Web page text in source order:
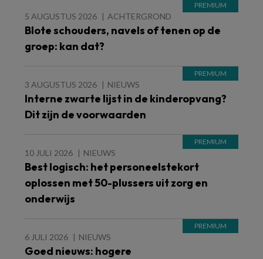
5 AUGUSTUS 2026 ACHTERGROND
Blote schouders, navels of tenen op de
groep: kan dat?
3 AUGUSTUS 2026 NIEUWS
Interne zwarte lijst in de kinderopvang?
Dit zijn de voorwaarden
10 JULI 2026 NIEUWS
Best logisch: het personeelstekort
oplossen met 50-plussers uit zorg en
onderwijs
6 JULI 2026 NIEUWS
Goed nieuws: hogere